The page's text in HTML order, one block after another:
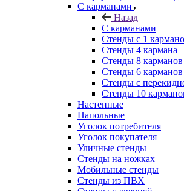
С карманами
Назад
С карманами
Стенды с 1
Стенды 4 кармана
Стенды 8 карманов
Стенды 6 карманов
Стенды с
Стенды 10
Настенные
Напольные
Уголок потребителя
Уголок покупателя
Уличные стенды
Стенды на ножках
Мобильные стенды
Стенды из ПВХ